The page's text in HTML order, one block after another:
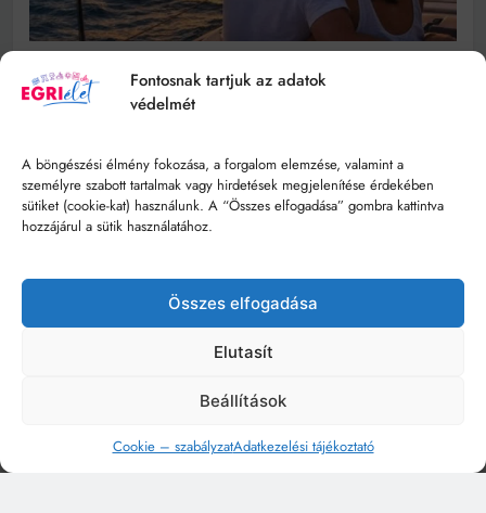
Fontosnak tartjuk az adatok
védelmét
A böngészési élmény fokozása, a forgalom elemzése, valamint a
személyre szabott tartalmak vagy hirdetések megjelenítése érdekében
sütiket (cookie-kat) használunk. A “Összes elfogadása” gombra kattintva
hozzájárul a sütik használatához.
Összes elfogadása
Elutasít
Beállítások
Cookie – szabályzatAdatkezelési tájékoztató